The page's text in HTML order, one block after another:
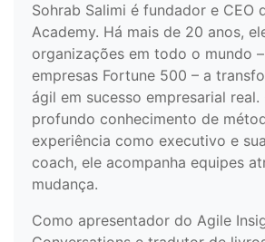
Sohrab Salimi é fundador e CEO
Academy. Há mais de 20 anos,
organizações em todo o mundo
empresas Fortune 500 – a
ágil em sucesso empresarial real.
profundo conhecimento de
experiência como executivo e
coach, ele acompanha equipes
mudança.
Como apresentador do Agile